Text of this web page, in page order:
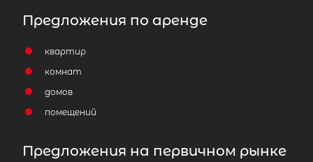
Предложения по аренде
квартир
комнат
домов
помещений
Предложения на первичном рынке